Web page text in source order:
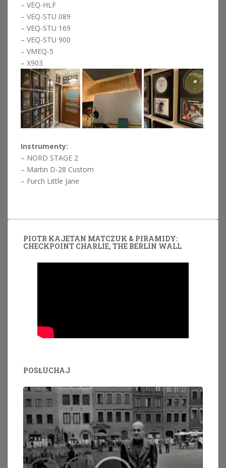
– VEQ-HLF
– VEQ-STU 089
– VEQ-STU 169
– VEQ-STU 900
– VMEQ-5
– X903
Instrumenty:
– NORD STAGE 2
– Martin D-28 Custom
– Furch Little Jane
PIOTR KAJETAN MATCZUK & PIRAMIDY:
CHECKPOINT CHARLIE, THE BERLIN WALL
POSŁUCHAJ
Odtwarzacz
dźwiękowych